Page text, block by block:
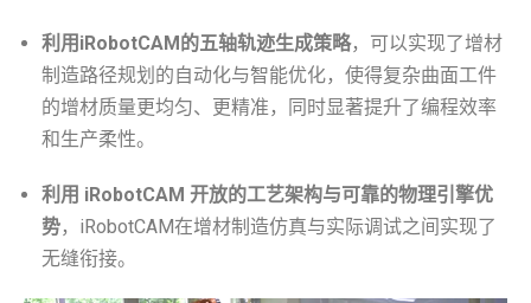
利用iRobotCAM的五轴轨迹生成策略，可以实现了增材
制造路径规划的自动化与智能优化，使得复杂曲面工件
的增材质量更均匀、更精准，同时显著提升了编程效率
和生产柔性。
利用 iRobotCAM 开放的工艺架构与可靠的物理引擎优
势，iRobotCAM在增材制造仿真与实际调试之间实现了
无缝衔接。